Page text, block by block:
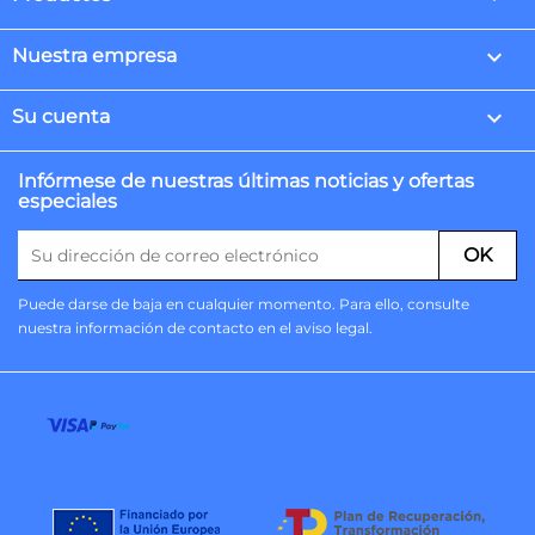
Nuestra empresa 
Su cuenta 
Infórmese de nuestras últimas noticias y ofertas
especiales
Puede darse de baja en cualquier momento. Para ello, consulte
nuestra información de contacto en el aviso legal.